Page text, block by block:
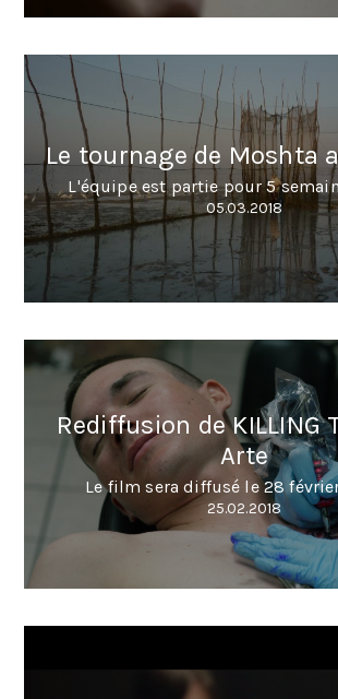
Le tournage de Moshta
L'équipe est partie pour 5
05.03.2018
Rediffusion de KILLING
Arte
Le film sera diffusé le 28
25.02.2018